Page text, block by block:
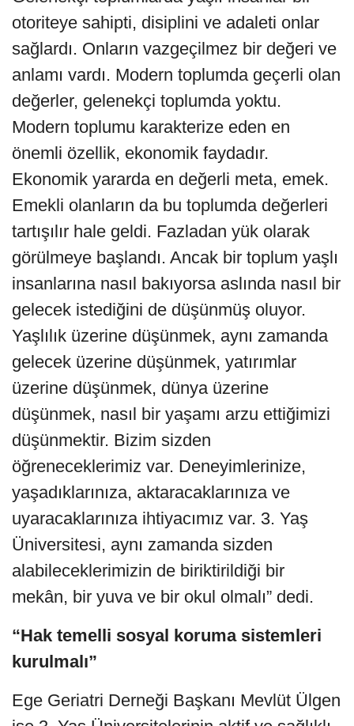
otoriteye sahipti, disiplini ve adaleti onlar
sağlardı. Onların vazgeçilmez bir değeri ve
anlamı vardı. Modern toplumda geçerli olan
değerler, gelenekçi toplumda yoktu.
Modern toplumu karakterize eden en
önemli özellik, ekonomik faydadır.
Ekonomik yararda en değerli meta, emek.
Emekli olanların da bu toplumda değerleri
tartışılır hale geldi. Fazladan yük olarak
görülmeye başlandı. Ancak bir toplum yaşlı
insanlarına nasıl bakıyorsa aslında nasıl bir
gelecek istediğini de düşünmüş oluyor.
Yaşlılık üzerine düşünmek, aynı zamanda
gelecek üzerine düşünmek, yatırımlar
üzerine düşünmek, dünya üzerine
düşünmek, nasıl bir yaşamı arzu ettiğimizi
düşünmektir. Bizim sizden
öğreneceklerimiz var. Deneyimlerinize,
yaşadıklarınıza, aktaracaklarınıza ve
uyaracaklarınıza ihtiyacımız var. 3. Yaş
Üniversitesi, aynı zamanda sizden
alabileceklerimizin de biriktirildiği bir
mekân, bir yuva ve bir okul olmalı” dedi.
“Hak temelli sosyal koruma sistemleri
kurulmalı”
Ege Geriatri Derneği Başkanı Mevlüt Ülgen